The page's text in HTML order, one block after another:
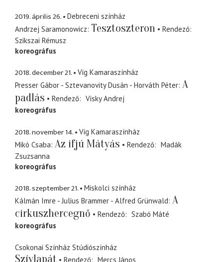
2019. április 26.
Debreceni színház
Andrzej Saramonowicz Tesztoszteron
Rendező
Szikszai Rémusz
koreográfus
2018. december 21.
Víg Kamaraszínház
Presser Gábor - Sztevanovity Dusán - Horváth Péter A
padlás
Rendező
Visky Andrej
koreográfus
2018. november 14.
Víg Kamaraszínház
Mikó Csaba Az ifjú Mátyás Rendező
Madák
Zsuzsanna
koreográfus
2018. szeptember 21.
Miskolci színház
Kálmán Imre - Julius Brammer - Alfred Grünwald A
cirkuszhercegnő
Rendező
Szabó Máté
koreográfus
Csokonai Színház Stúdiószínház
Szívlapát Rendező Mercs János